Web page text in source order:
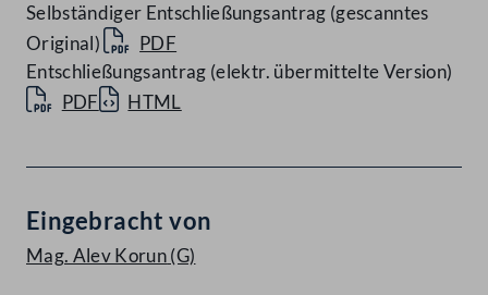
Selbständiger Entschließungsantrag (gescanntes
Original)
PDF
Entschließungsantrag (elektr. übermittelte Version)
PDF
HTML
Eingebracht von
Mag. Alev Korun(G)